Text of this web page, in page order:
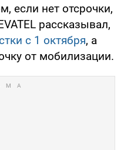
если нет отсрочки,
рассказывал,
с 1 октября, а
от мобилизации.